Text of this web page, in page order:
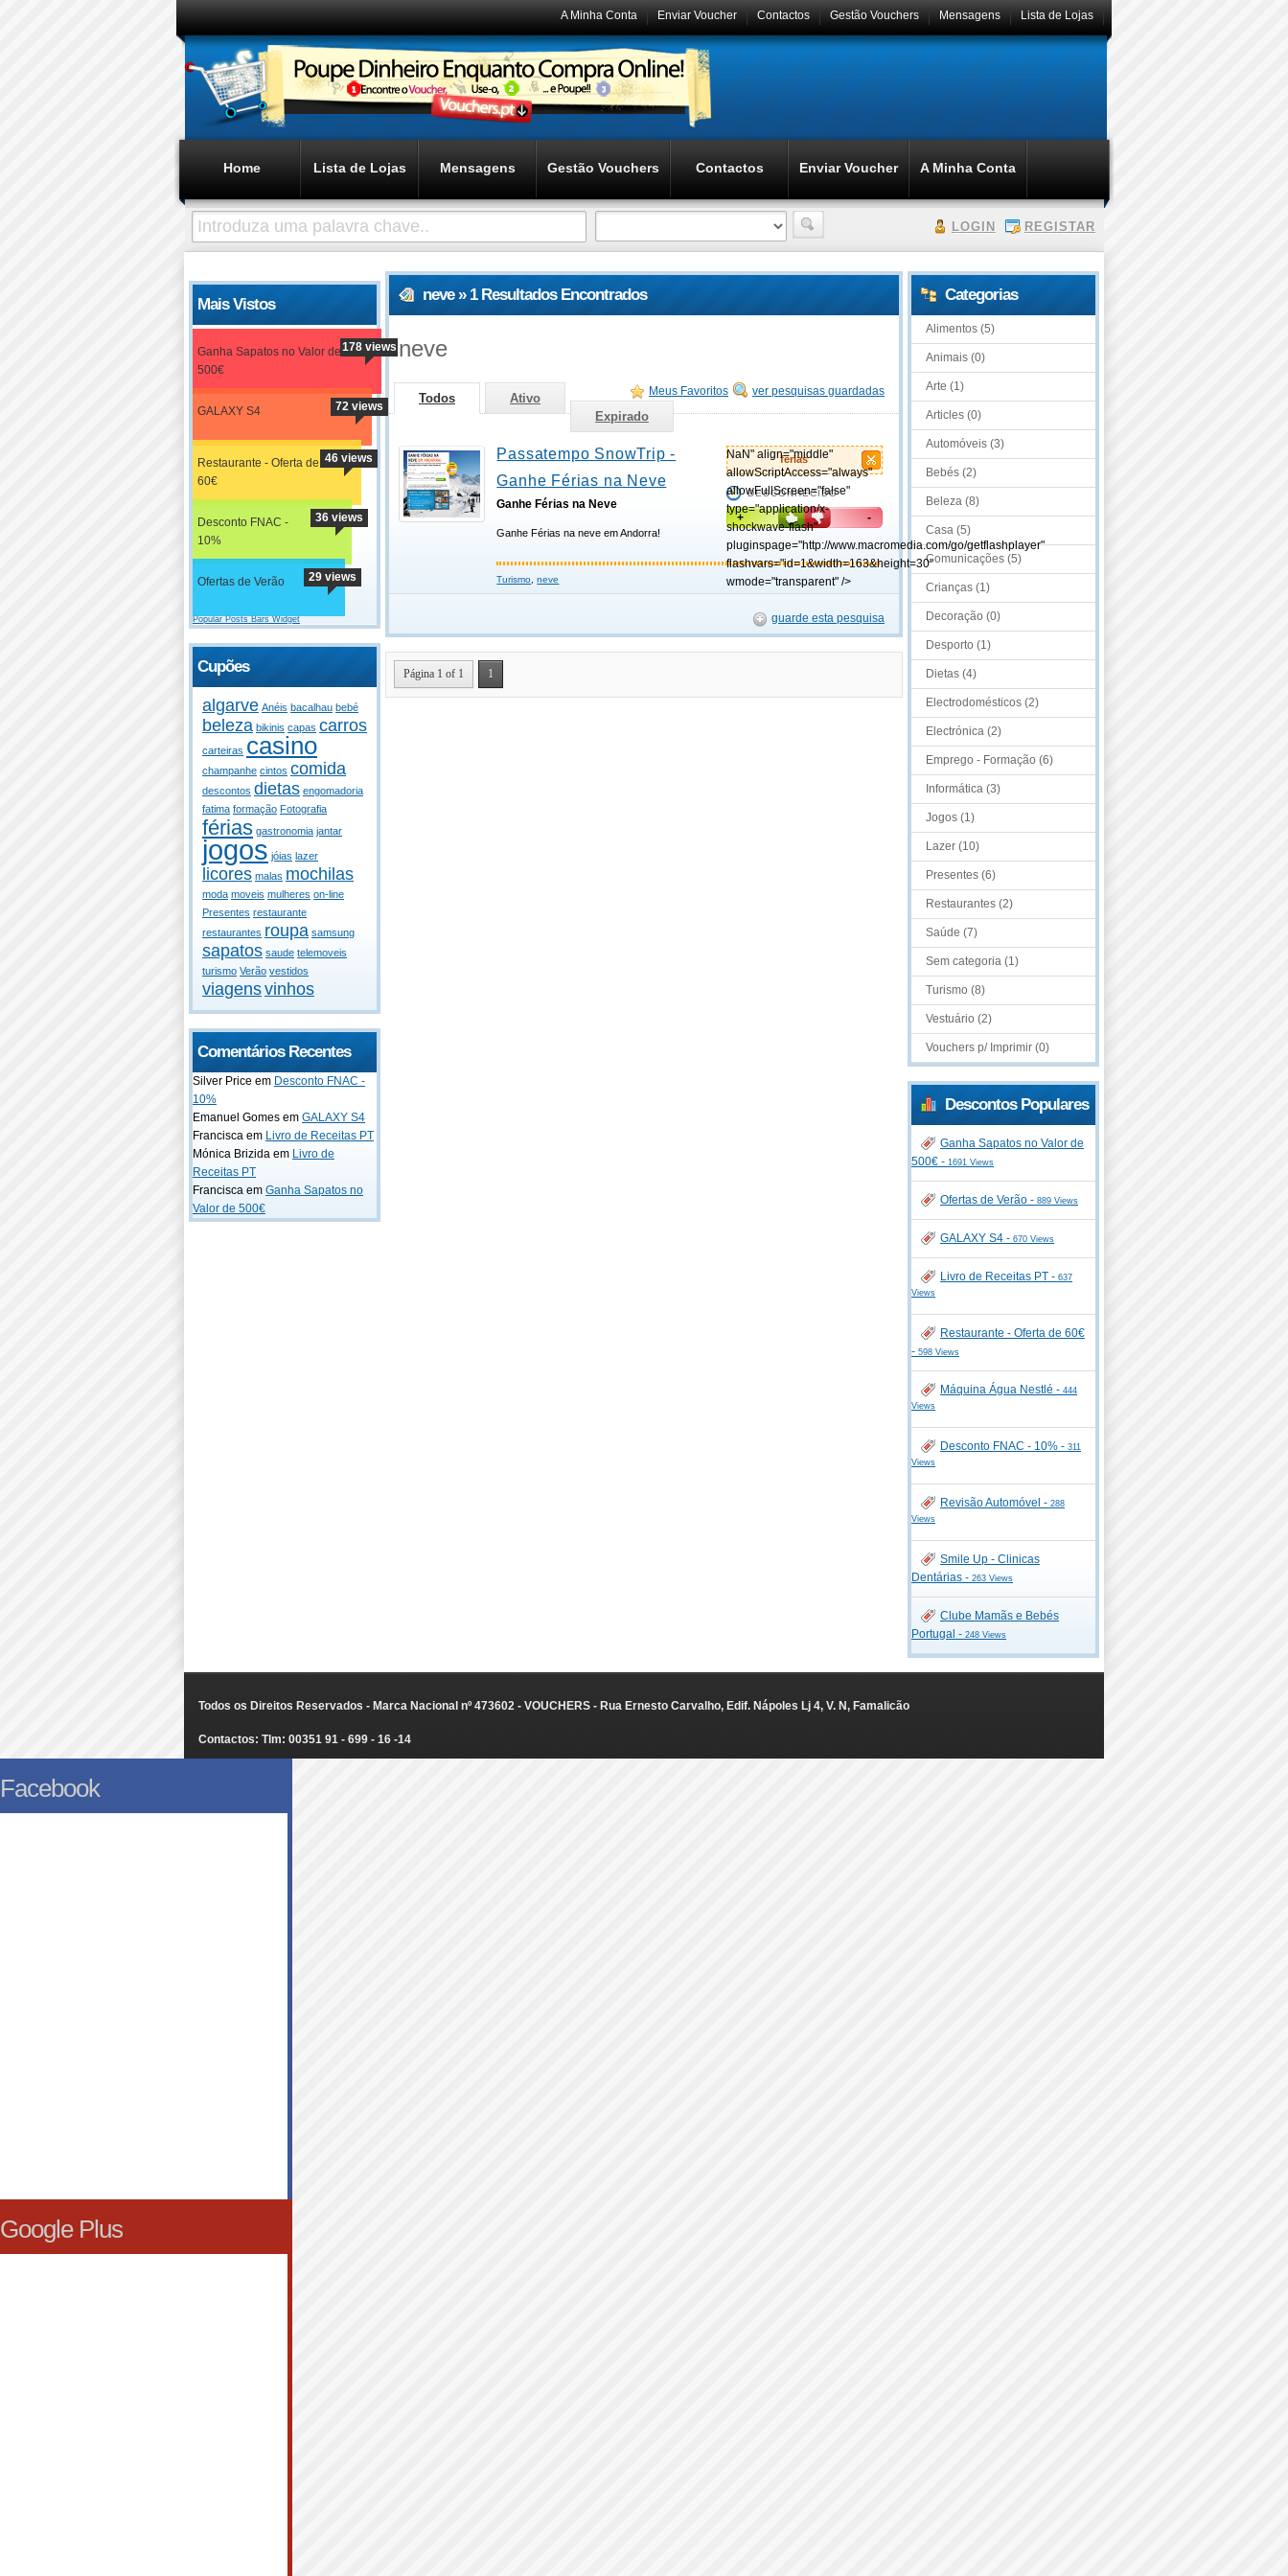
Lista de Lojas
Mensagens
Gestão Vouchers
Contactos
Enviar Voucher
A Minha Conta
Home Lista de Lojas Mensagens Gestão Vouchers Contactos Enviar Voucher A Minha Conta
LOGIN REGISTAR
Mais Vistos
Ganha Sapatos no Valor de
500€
178 views
GALAXY S4 72 views
Restaurante - Oferta de
60€
46 views
Desconto FNAC -
10%
36 views
Ofertas de Verão 29 views
Popular Posts Bars Widget
Cupões
algarve Anéis bacalhau bebé
beleza bikinis capas carros
carteiras casino
champanhe cintos comida
descontos dietas engomadoria
fatima formação Fotografia
férias gastronomia jantar
jogos jóias lazer
licores malas mochilas
moda moveis mulheres on-line
Presentes restaurante
restaurantes roupa samsung
sapatos saude telemoveis
turismo Verão vestidos
viagensvinhos
Comentários Recentes
Silver Price em Desconto FNAC -
10%
Emanuel Gomes em GALAXY S4
Francisca em Livro de Receitas PT
Mónica Brizida em Livro de
Receitas PT
Francisca em Ganha Sapatos no
Valor de 500€
neve » 1 Resultados Encontrados
neve
ver pesquisas guardadas
Meus Favoritos
Todos
Ativo
Expirado
ferias
NaN" align="middle"
allowScriptAccess="always"
allowFullScreen="false"
type="application/x-
shockwave-flash"
pluginspage="http://www.macromedia.com/go/getflashplayer"
flashvars="id=1&width=163&height=30"
wmode="transparent" />
DESCONHECIDO
+ -
Passatempo SnowTrip -
Ganhe Férias na Neve
Ganhe Férias na Neve
Ganhe Férias na neve em Andorra!
Turismo ,neve
guarde esta pesquisa
Página 1 of 1 1
Categorias
Alimentos (5)
Animais (0)
Arte (1)
Articles (0)
Automóveis (3)
Bebés (2)
Beleza (8)
Casa (5)
Comunicações (5)
Crianças (1)
Decoração (0)
Desporto (1)
Dietas (4)
Electrodomésticos (2)
Electrónica (2)
Emprego - Formação (6)
Informática (3)
Jogos (1)
Lazer (10)
Presentes (6)
Restaurantes (2)
Saúde (7)
Sem categoria (1)
Turismo (8)
Vestuário (2)
Vouchers p/ Imprimir (0)
Descontos Populares
Ganha Sapatos no Valor de
500€ - 1691 Views
Ofertas de Verão - 889 Views
GALAXY S4 - 670 Views
Livro de Receitas PT - 637
Views
Restaurante - Oferta de 60€
- 598 Views
Máquina Água Nestlé - 444
Views
Desconto FNAC - 10% - 311
Views
Revisão Automóvel - 288
Views
Smile Up - Clinicas
Dentárias - 263 Views
Clube Mamãs e Bebés
Portugal - 248 Views
Todos os Direitos Reservados - Marca Nacional nº 473602 - VOUCHERS - Rua Ernesto Carvalho, Edif. Nápoles Lj 4, V. N, Famalicão
Contactos: Tlm: 00351 91 - 699 - 16 -14
Facebook
Google Plus